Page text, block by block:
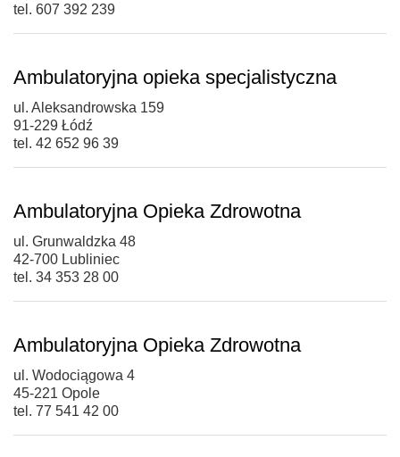
tel. 607 392 239
Ambulatoryjna opieka specjalistyczna
ul. Aleksandrowska 159
91-229 Łódź
tel. 42 652 96 39
Ambulatoryjna Opieka Zdrowotna
ul. Grunwaldzka 48
42-700 Lubliniec
tel. 34 353 28 00
Ambulatoryjna Opieka Zdrowotna
ul. Wodociągowa 4
45-221 Opole
tel. 77 541 42 00